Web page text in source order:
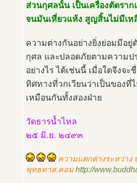
ส่วนกุศลนั้น เป็นเครื่องตัดราก
จนมันเหี่ยวแห้ง สูญสิ้นไม่มีเห
ความต่างกันอย่างยิ่งย่อมมีอ
กุศล และปลอดภัยตามความป
อย่างไร ได้เช่นนี้ เมื่อใดจึงจ
ทิศทางที่วกเวียนว่าเป็นของที่ไ
เหมือนกันทั้งสองฝ่าย
วัดธารน้ำไหล
๒๕ มิ.ย. ๒๔๙๓
ความแตกต่างระหว่า
พุทธทาส.คอมhttp://